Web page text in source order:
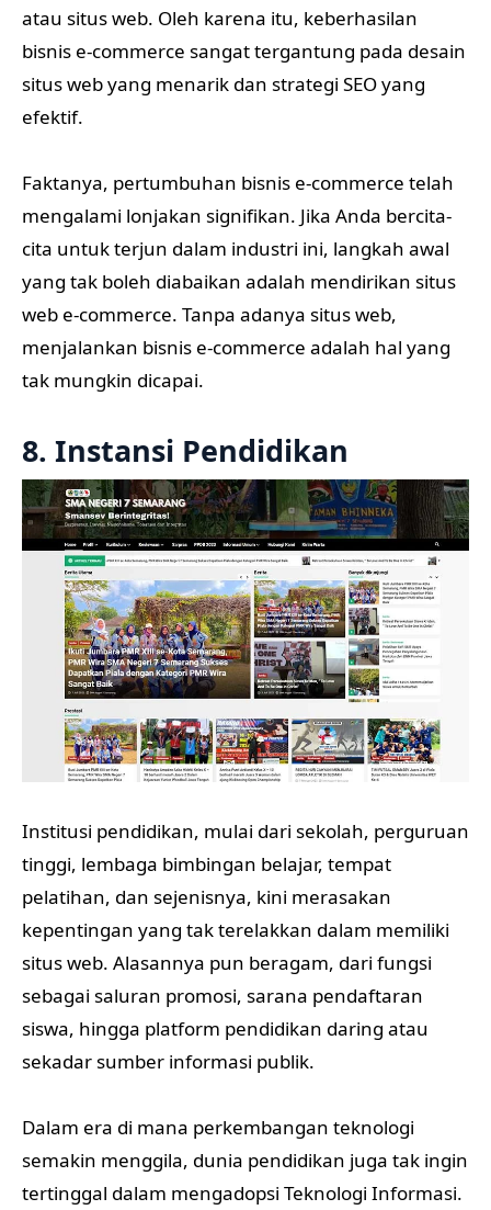
atau situs web. Oleh karena itu, keberhasilan
bisnis e-commerce sangat tergantung pada desain
situs web yang menarik dan strategi SEO yang
efektif.
Faktanya, pertumbuhan bisnis e-commerce telah
mengalami lonjakan signifikan. Jika Anda bercita-
cita untuk terjun dalam industri ini, langkah awal
yang tak boleh diabaikan adalah mendirikan situs
web e-commerce. Tanpa adanya situs web,
menjalankan bisnis e-commerce adalah hal yang
tak mungkin dicapai.
8. Instansi Pendidikan
Institusi pendidikan, mulai dari sekolah, perguruan
tinggi, lembaga bimbingan belajar, tempat
pelatihan, dan sejenisnya, kini merasakan
kepentingan yang tak terelakkan dalam memiliki
situs web. Alasannya pun beragam, dari fungsi
sebagai saluran promosi, sarana pendaftaran
siswa, hingga platform pendidikan daring atau
sekadar sumber informasi publik.
Dalam era di mana perkembangan teknologi
semakin menggila, dunia pendidikan juga tak ingin
tertinggal dalam mengadopsi Teknologi Informasi.